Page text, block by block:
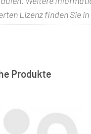
Lizenz finden Sie in
Produkte